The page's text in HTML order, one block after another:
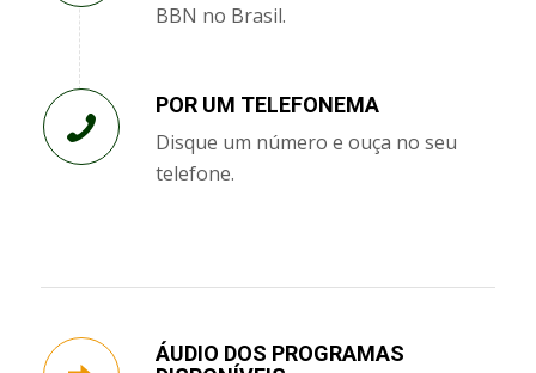
BBN no Brasil.
POR UM TELEFONEMA
Disque um número e ouça no seu
telefone.
ÁUDIO DOS PROGRAMAS